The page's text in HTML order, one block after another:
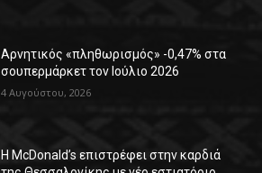
Αρνητικός «πληθωρισμός» -0,47% στα
σουπερμάρκετ τον Ιούλιο 2026
4 Αυγούστου, 2026
Η McDonald’s επιστρέφει στην καρδιά